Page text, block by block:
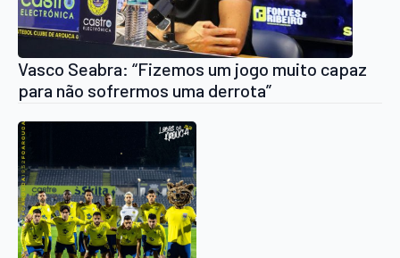
Vasco Seabra: “Fizemos um jogo muito capaz
para não sofrermos uma derrota”